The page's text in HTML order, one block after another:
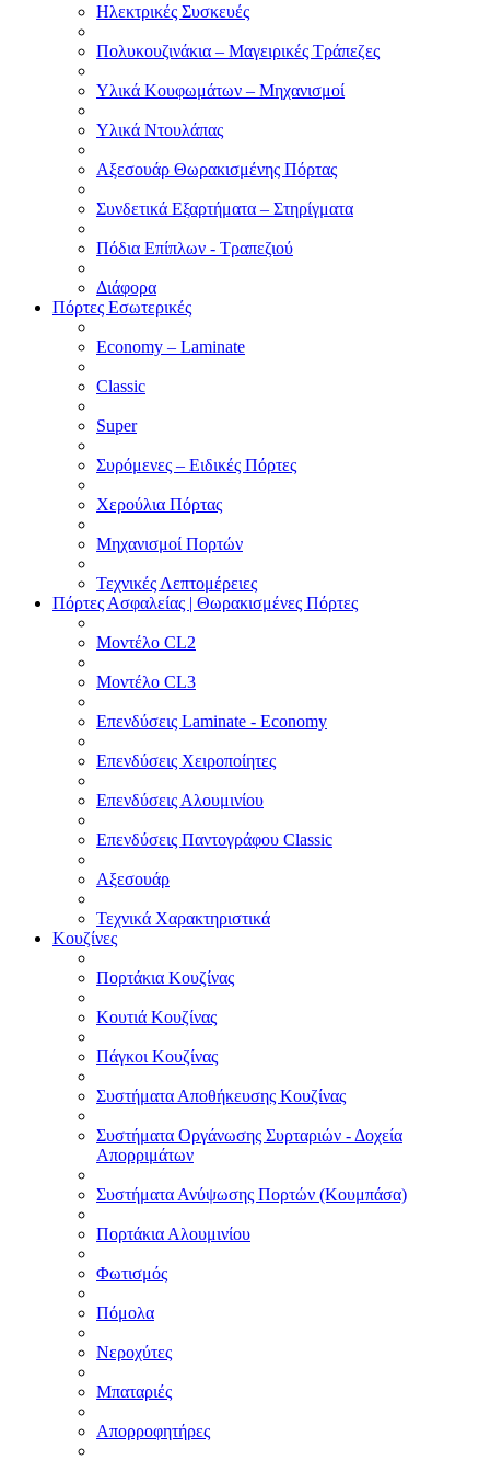
Ηλεκτρικές Συσκευές
Πολυκουζινάκια – Μαγειρικές Τράπεζες
Υλικά Κουφωμάτων – Μηχανισμοί
Υλικά Ντουλάπας
Αξεσουάρ Θωρακισμένης Πόρτας
Συνδετικά Εξαρτήματα – Στηρίγματα
Πόδια Επίπλων - Τραπεζιού
Διάφορα
Πόρτες Εσωτερικές
Economy – Laminate
Classic
Super
Συρόμενες – Ειδικές Πόρτες
Χερούλια Πόρτας
Μηχανισμοί Πορτών
Τεχνικές Λεπτομέρειες
Πόρτες Ασφαλείας | Θωρακισμένες Πόρτες
Μοντέλο CL2
Μοντέλο CL3
Επενδύσεις Laminate - Economy
Επενδύσεις Χειροποίητες
Επενδύσεις Αλουμινίου
Επενδύσεις Παντογράφου Classic
Αξεσουάρ
Τεχνικά Χαρακτηριστικά
Κουζίνες
Πορτάκια Κουζίνας
Κουτιά Κουζίνας
Πάγκοι Κουζίνας
Συστήματα Αποθήκευσης Κουζίνας
Συστήματα Οργάνωσης Συρταριών - Δοχεία
Απορριμάτων
Συστήματα Ανύψωσης Πορτών (Κουμπάσα)
Πορτάκια Αλουμινίου
Φωτισμός
Πόμολα
Νεροχύτες
Μπαταριές
Απορροφητήρες